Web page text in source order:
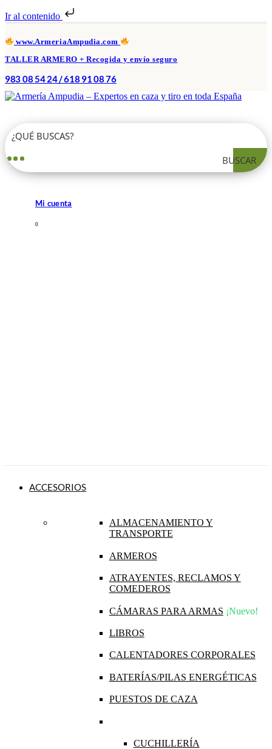
Ir al contenido
www.ArmeriaAmpudia.com
TALLER ARMERO + Recogida y envío seguro
983 08 54 24 / 618 91 08 76
BUSCAR
Mi cuenta
0
ACCESORIOS
ALMACENAMIENTO Y
TRANSPORTE
ARMEROS
ATRAYENTES, RECLAMOS Y
COMEDEROS
CÁMARAS PARA ARMAS ¡Nuevo!
LIBROS
CALENTADORES CORPORALES
BATERÍAS/PILAS ENERGÉTICAS
PUESTOS DE CAZA
CUCHILLERÍA